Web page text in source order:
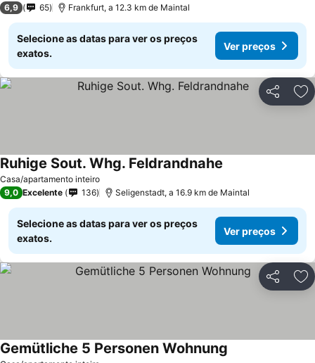
6,9 65 Frankfurt, a 12.3 km de Maintal
Selecione as datas para ver os preços
exatos.
Ver preços
Partilhar
Casa/apartamento inteiro
Ruhige Sout. Whg. Feldrandnahe
9,0 Excelente 136 Seligenstadt, a 16.9 km de Maintal
Selecione as datas para ver os preços
exatos.
Ver preços
Partilhar
Gemütliche 5 Personen Wohnung